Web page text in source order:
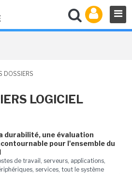
DOSSIERS
LOGICIEL
durabilité, une évaluation
pour l'ensemble du
de travail, serveurs, applications,
services, tout le système